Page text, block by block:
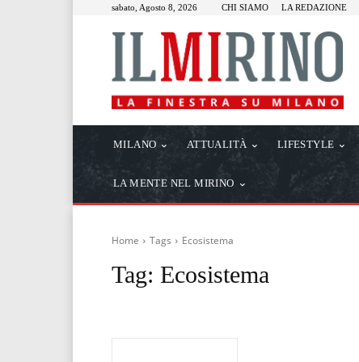
sabato, Agosto 8, 2026 CHI SIAMO LA REDAZIONE
MILANO ATTUALITÀ LIFESTYLE
LA MENTE NEL MIRINO
Home Tags Ecosistema
Tag: Ecosistema